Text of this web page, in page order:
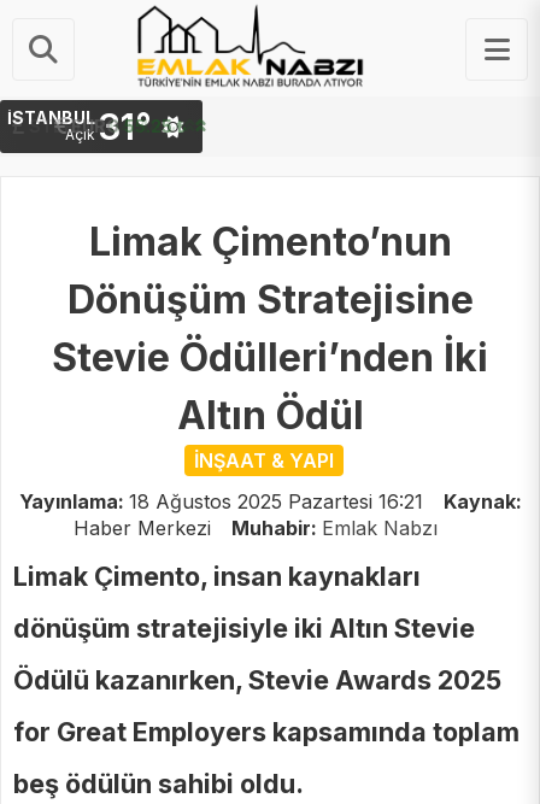
STERLIN 64.48 ₺
İSTANBUL
Açık 31°
Limak Çimento’nun
Dönüşüm Stratejisine
Stevie Ödülleri’nden İki
Altın Ödül
İNŞAAT & YAPI
Yayınlama: 18 Ağustos 2025 Pazartesi 16:21
Kaynak:
Haber Merkezi
Muhabir: Emlak Nabzı
Limak Çimento, insan kaynakları
dönüşüm stratejisiyle iki Altın Stevie
Ödülü kazanırken, Stevie Awards 2025
for Great Employers kapsamında toplam
beş ödülün sahibi oldu.